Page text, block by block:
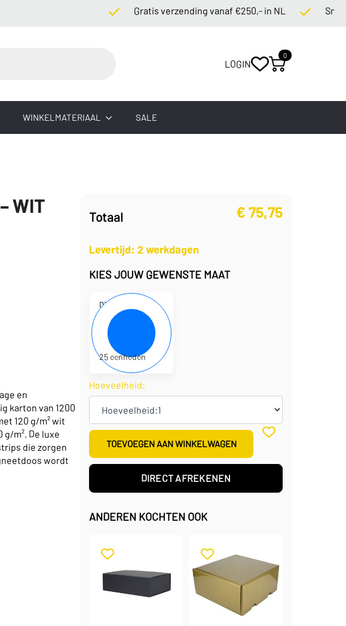
Gratis verzending vanaf €250,- in NL Snelle
LOGIN
0
WINKELMATERIAAL SALE
WIT
en
karton van 1200
120 g/m² wit
m². De luxe
die zorgen
wordt
Totaal € 75,75
Levertijd: 2 werkdagen
KIES JOUW GEWENSTE MAAT
D310244
18 x 18 x 8 cm
3,03 per eenheid
75,75 per doos
25 eenheden
Hoeveelheid:
TOEVOEGEN AAN WINKELWAGEN
DIRECT AFREKENEN
ANDEREN KOCHTEN OOK